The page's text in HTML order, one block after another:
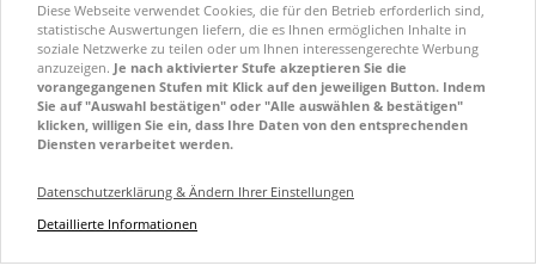
Diese Webseite verwendet Cookies, die für den Betrieb erforderlich sind,
statistische Auswertungen liefern, die es Ihnen ermöglichen Inhalte in
soziale Netzwerke zu teilen oder um Ihnen interessengerechte Werbung
anzuzeigen. Je nach aktivierter Stufe akzeptieren Sie die
vorangegangenen Stufen mit Klick auf den jeweiligen Button. Indem
Sie auf "Auswahl bestätigen" oder "Alle auswählen & bestätigen"
klicken, willigen Sie ein, dass Ihre Daten von den entsprechenden
Diensten verarbeitet werden.
Datenschutzerklärung & Ändern Ihrer Einstellungen
Detaillierte Informationen